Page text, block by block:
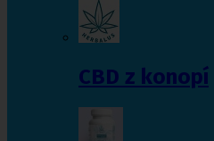
CBD z konopí